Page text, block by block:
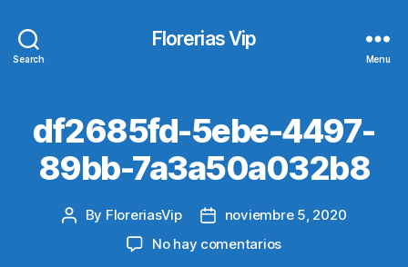
Search
Florerias Vip
Menu
df2685fd-5ebe-4497-
89bb-7a3a50a032b8
Post
By FloreriasVip
Postnoviembre 5, 2020
No hay comentariosen